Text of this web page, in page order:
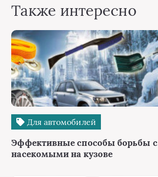
Также интересно
Для автомобилей
Эффективные способы борьбы с
насекомыми на кузове